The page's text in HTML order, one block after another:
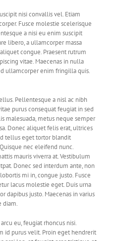
nisi convallis vel. Etiam
Fusce molestie scelerisque
a nisi eu enim suscipit
libero, a ullamcorper massa
congue. Praesent rutrum
vitae. Maecenas in nulla
ullamcorper enim fringilla quis.
Pellentesque a nisl ac nibh
purus consequat feugiat in sed
malesuada, metus neque semper
Donec aliquet felis erat, ultrices
tellus eget tortor blandit
nec eleifend nunc.
mauris viverra at. Vestibulum
Donec sed interdum ante, non
mi in, congue justo. Fusce
lacus molestie eget. Duis urna
dapibus justo. Maecenas in varius
diam.
eu, feugiat rhoncus nisi.
id purus velit. Proin eget hendrerit